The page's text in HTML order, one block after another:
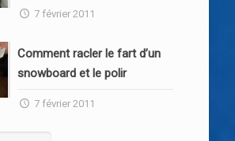
7 février 2011
Comment racler le fart d’un
snowboard et le polir
7 février 2011